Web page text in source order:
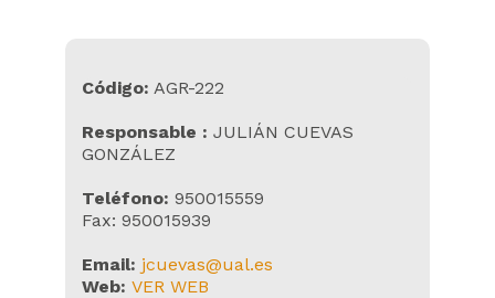
Código: AGR-222
Responsable : JULIÁN CUEVAS
GONZÁLEZ
Teléfono: 950015559
Fax: 950015939
Email: jcuevas@ual.es
Web: VER WEB